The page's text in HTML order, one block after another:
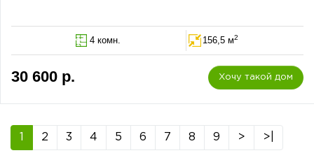
4 комн. 156,5 м2
30 600 р. Хочу такой дом
1 2 3 4 5 6 7 8 9 > >|